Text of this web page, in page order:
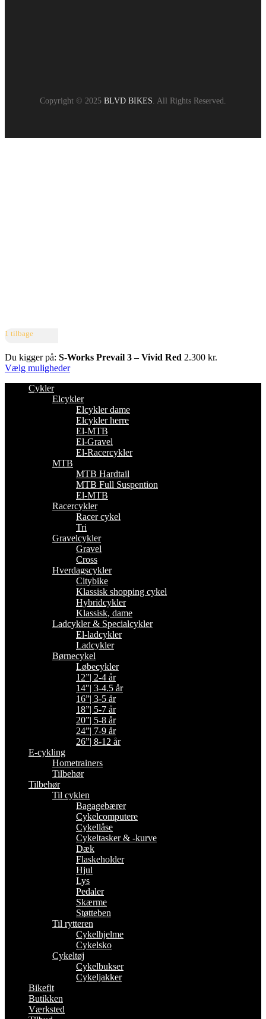
Copyright © 2025 BLVD BIKES . All Rights Reserved.
1 tilbage
Du kigger på: S-Works Prevail 3 – Vivid Red 2.300 kr.
Vælg muligheder
Cykler
Elcykler
Elcykler dame
Elcykler herre
El-MTB
El-Gravel
El-Racercykler
MTB
MTB Hardtail
MTB Full Suspention
El-MTB
Racercykler
Racer cykel
Tri
Gravelcykler
Gravel
Cross
Hverdagscykler
Citybike
Klassisk shopping cykel
Hybridcykler
Klassisk, dame
Ladcykler & Specialcykler
El-ladcykler
Ladcykler
Børnecykel
Løbecykler
12”| 2-4 år
14″| 3-4.5 år
16”| 3-5 år
18”| 5-7 år
20”| 5-8 år
24”| 7-9 år
26”| 8-12 år
E-cykling
Hometrainers
Tilbehør
Tilbehør
Til cyklen
Bagagebærer
Cykelcomputere
Cykellåse
Cykeltasker & -kurve
Dæk
Flaskeholder
Hjul
Lys
Pedaler
Skærme
Støtteben
Til rytteren
Cykelhjelme
Cykelsko
Cykeltøj
Cykelbukser
Cykeljakker
Bikefit
Butikken
Værksted